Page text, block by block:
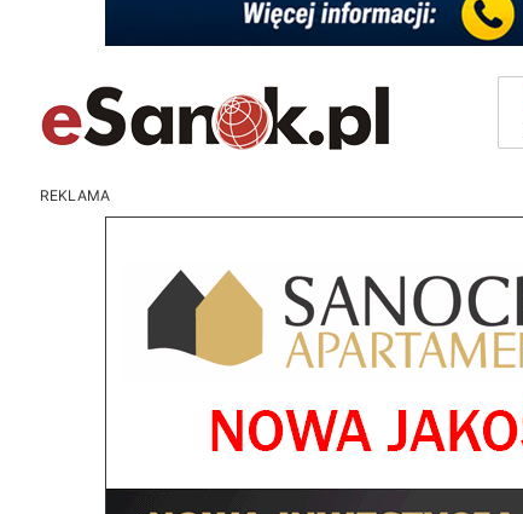
REKLAMA